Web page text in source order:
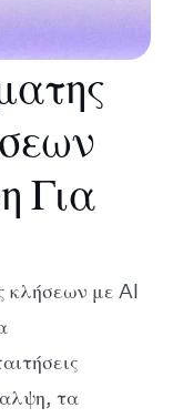
Για
κλήσεων με AI
τα